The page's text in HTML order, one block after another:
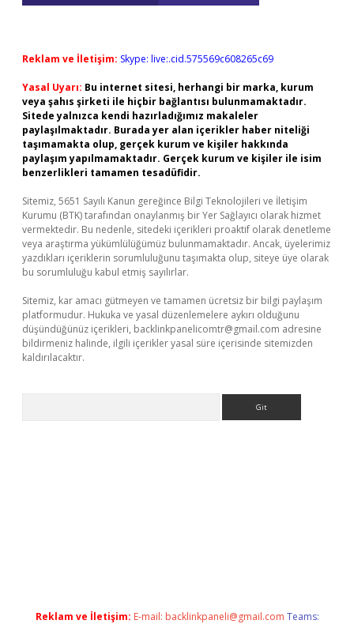
Reklam ve İletişim: Skype: live:.cid.575569c608265c69
Yasal Uyarı: Bu internet sitesi, herhangi bir marka, kurum
veya şahıs şirketi ile hiçbir bağlantısı bulunmamaktadır.
Sitede yalnızca kendi hazırladığımız makaleler
paylaşılmaktadır. Burada yer alan içerikler haber niteliği
taşımamakta olup, gerçek kurum ve kişiler hakkında
paylaşım yapılmamaktadır. Gerçek kurum ve kişiler ile isim
benzerlikleri tamamen tesadüfidir.
Sitemiz, 5651 Sayılı Kanun gereğince Bilgi Teknolojileri ve İletişim
Kurumu (BTK) tarafından onaylanmış bir Yer Sağlayıcı olarak hizmet
vermektedir. Bu nedenle, sitedeki içerikleri proaktif olarak denetleme
veya araştırma yükümlülüğümüz bulunmamaktadır. Ancak, üyelerimiz
yazdıkları içeriklerin sorumluluğunu taşımakta olup, siteye üye olarak
bu sorumluluğu kabul etmiş sayılırlar.
Sitemiz, kar amacı gütmeyen ve tamamen ücretsiz bir bilgi paylaşım
platformudur. Hukuka ve yasal düzenlemelere aykırı olduğunu
düşündüğünüz içerikleri, backlinkpanelicomtr@gmail.com adresine
bildirmeniz halinde, ilgili içerikler yasal süre içerisinde sitemizden
kaldırılacaktır.
Reklam ve İletişim: E-mail: backlinkpaneli@gmail.com Teams: